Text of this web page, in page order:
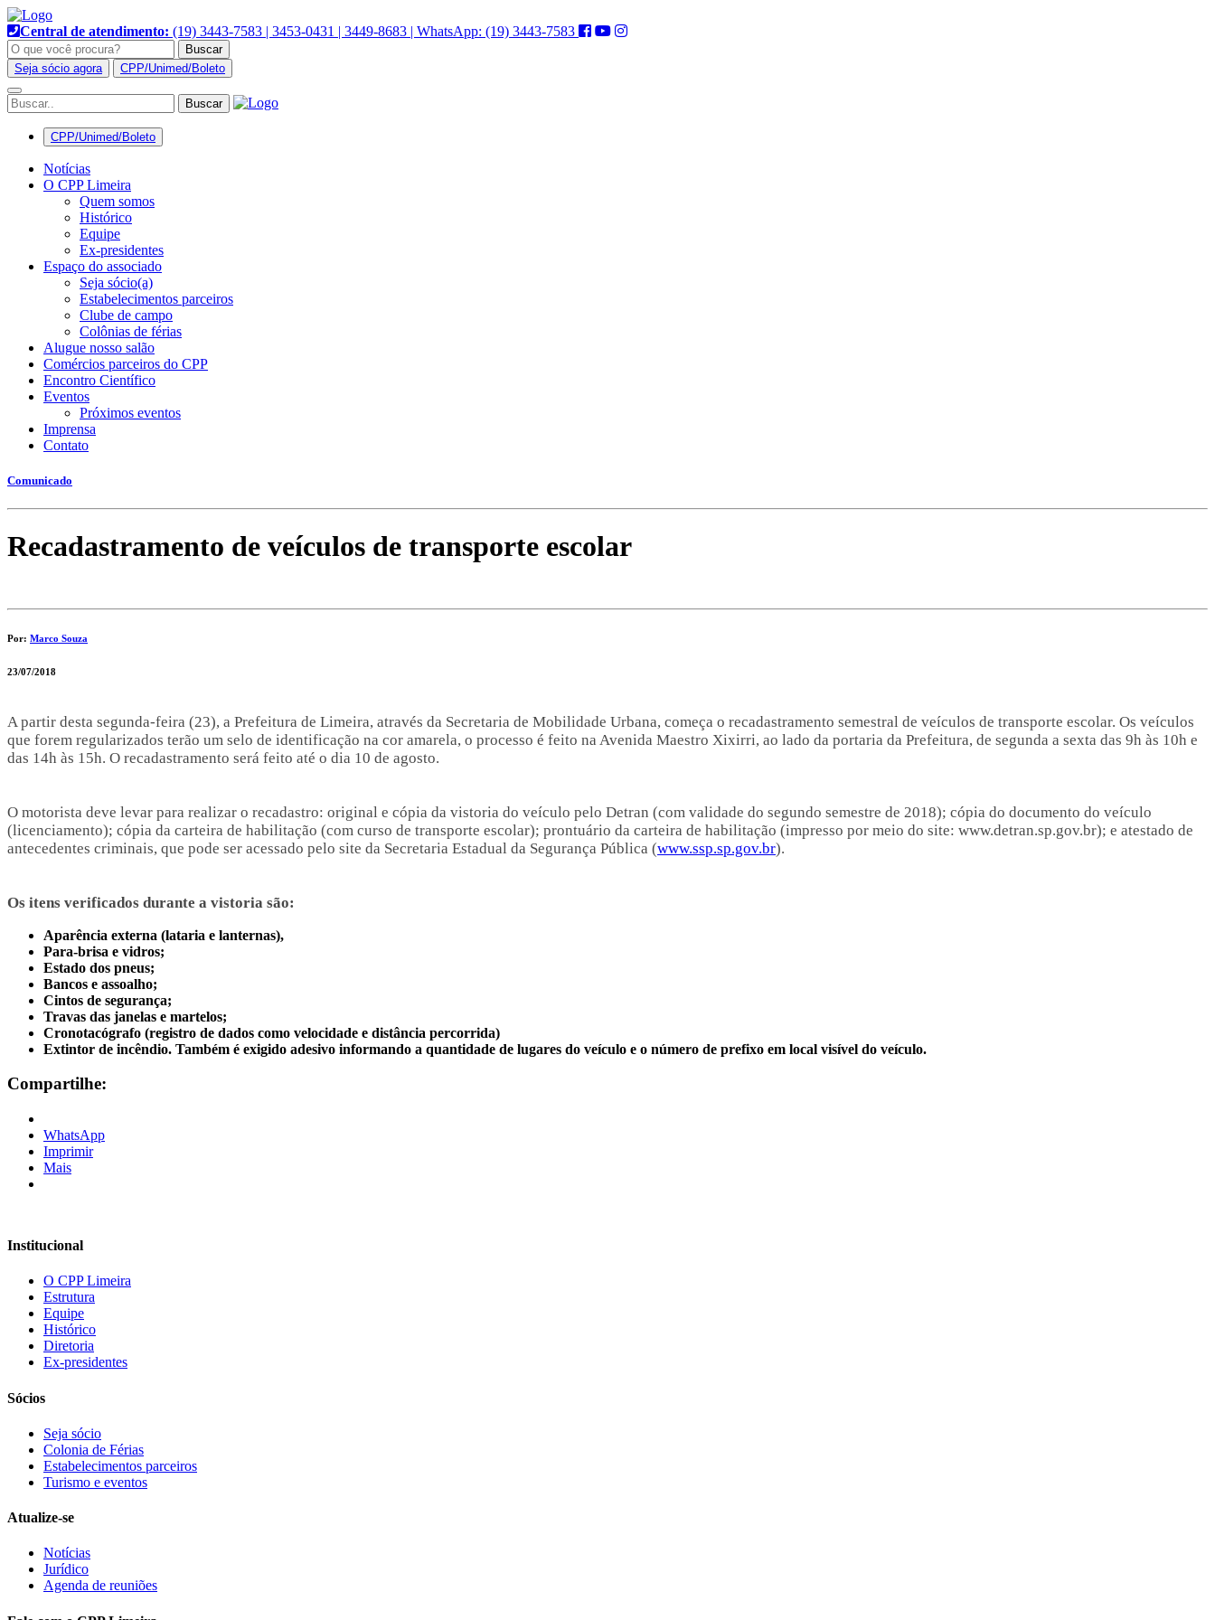
Pular
para
o
conteúdo
Central de atendimento: (19) 3443-7583 | 3453-0431 | 3449-8683 | WhatsApp: (19) 3443-7583
Buscar
Seja sócio agora
CPP/Unimed/Boleto
Alternar
navegação
CPP/Unimed/Boleto
Notícias
O CPP Limeira
Quem somos
Histórico
Equipe
Ex-presidentes
Espaço do associado
Seja sócio(a)
Estabelecimentos parceiros
Clube de campo
Colônias de férias
Alugue nosso salão
Comércios parceiros do CPP
Encontro Científico
Eventos
Próximos eventos
Imprensa
Contato
Comunicado
Recadastramento de veículos de transporte escolar
Por: Marco Souza
23/07/2018
A partir desta segunda-feira (23), a Prefeitura de Limeira, através da Secretaria de Mobilidade Urbana, começa o recadastramento semestral de veículos de transporte escolar. Os veículos
que forem regularizados terão um selo de identificação na cor amarela, o processo é feito na Avenida Maestro Xixirri, ao lado da portaria da Prefeitura, de segunda a sexta das 9h às 10h e
das 14h às 15h. O recadastramento será feito até o dia 10 de agosto.
O motorista deve levar para realizar o recadastro: original e cópia da vistoria do veículo pelo Detran (com validade do segundo semestre de 2018); cópia do documento do veículo
(licenciamento); cópia da carteira de habilitação (com curso de transporte escolar); prontuário da carteira de habilitação (impresso por meio do site: www.detran.sp.gov.br); e atestado de
antecedentes criminais, que pode ser acessado pelo site da Secretaria Estadual da Segurança Pública (www.ssp.sp.gov.br).
Os itens verificados durante a vistoria são:
Aparência externa (lataria e lanternas),
Para-brisa e vidros;
Estado dos pneus;
Bancos e assoalho;
Cintos de segurança;
Travas das janelas e martelos;
Cronotacógrafo (registro de dados como velocidade e distância percorrida)
Extintor de incêndio. Também é exigido adesivo informando a quantidade de lugares do veículo e o número de prefixo em local visível do veículo.
Compartilhe:
WhatsApp
Imprimir
Mais
Institucional
O CPP Limeira
Estrutura
Equipe
Histórico
Diretoria
Ex-presidentes
Sócios
Seja sócio
Colonia de Férias
Estabelecimentos parceiros
Turismo e eventos
Atualize-se
Notícias
Jurídico
Agenda de reuniões